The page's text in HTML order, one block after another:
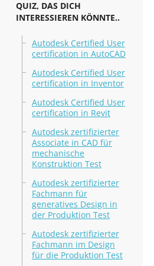
QUIZ, DAS DICH
INTERESSIEREN KÖNNTE..
Autodesk Certified User
certification in AutoCAD
Autodesk Certified User
certification in Inventor
Autodesk Certified User
certification in Revit
Autodesk zertifizierter
Associate in CAD für
mechanische
Konstruktion Test
Autodesk zertifizierter
Fachmann für
generatives Design in
der Produktion Test
Autodesk zertifizierter
Fachmann im Design
für die Produktion Test